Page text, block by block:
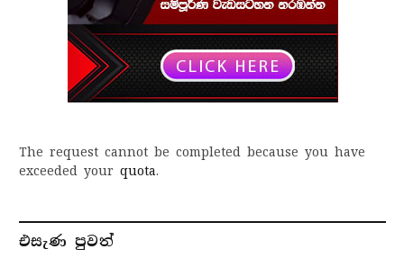
The request cannot be completed because you have
exceeded your quota.
එසැණ පුව​ත්